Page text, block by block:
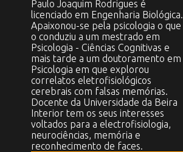
Paulo Joaquim Rodrigues é
licenciado em Engenharia Biológica.
Apaixonou-se pela psicologia o que
o conduziu a um mestrado em
Psicologia - Ciências Cognitivas e
mais tarde a um doutoramento em
Psicologia em que explorou
correlatos eletrofisiológicos
cerebrais com falsas memórias.
Docente da Universidade da Beira
Interior tem os seus interesses
voltados para a electrofisiologia,
neurociências, memória e
reconhecimento de faces.